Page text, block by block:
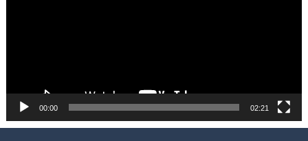
00:00 02:21